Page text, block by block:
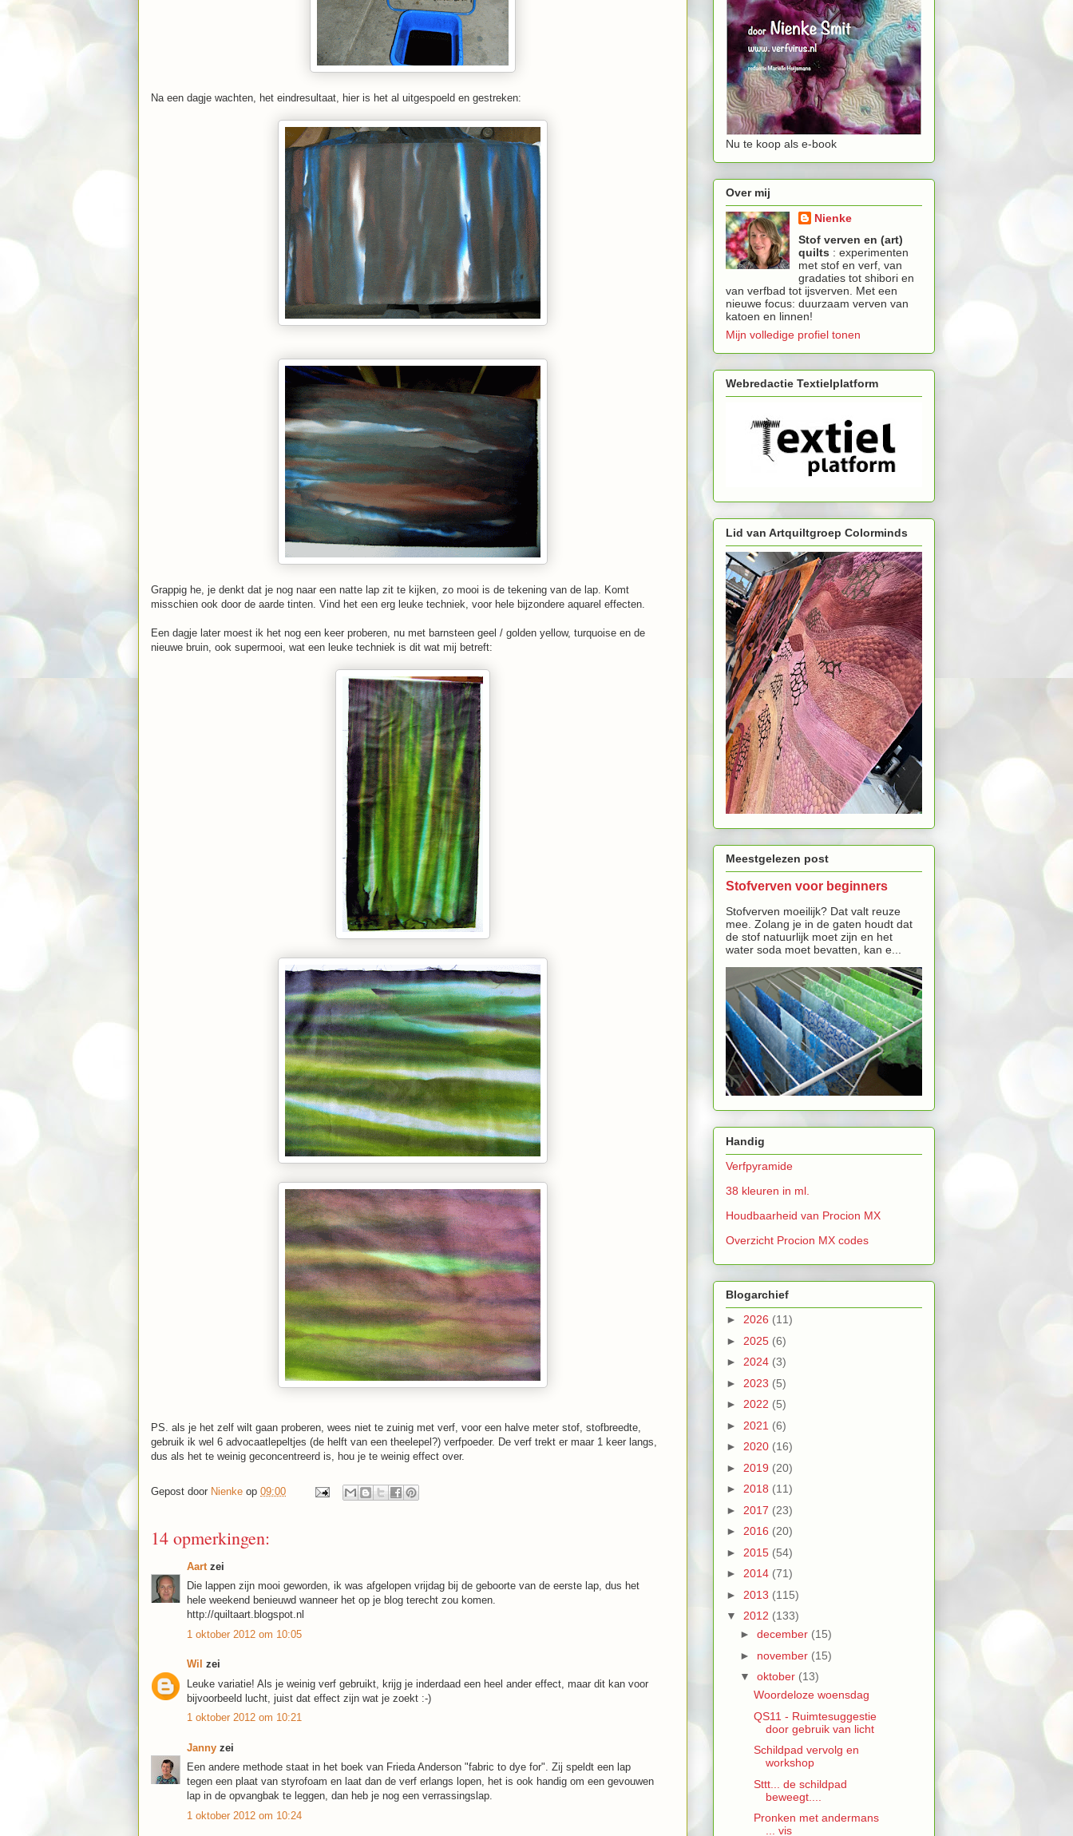
Na een dagje wachten, het eindresultaat, hier is het al uitgespoeld en gestreken:
Grappig he, je denkt dat je nog naar een natte lap zit te kijken, zo mooi is de tekening van de lap. Komt
misschien ook door de aarde tinten. Vind het een erg leuke techniek, voor hele bijzondere aquarel effecten.
Een dagje later moest ik het nog een keer proberen, nu met barnsteen geel / golden yellow, turquoise en de
nieuwe bruin, ook supermooi, wat een leuke techniek is dit wat mij betreft:
PS. als je het zelf wilt gaan proberen, wees niet te zuinig met verf, voor een halve meter stof, stofbreedte,
gebruik ik wel 6 advocaatlepeltjes (de helft van een theelepel?) verfpoeder. De verf trekt er maar 1 keer langs,
dus als het te weinig geconcentreerd is, hou je te weinig effect over.
Gepost door Nienke op 09:00
14 opmerkingen:
Aart zei
Die lappen zijn mooi geworden, ik was afgelopen vrijdag bij de geboorte van de eerste lap, dus het
hele weekend benieuwd wanneer het op je blog terecht zou komen.
http://quiltaart.blogspot.nl
1 oktober 2012 om 10:05
Wil zei
Leuke variatie! Als je weinig verf gebruikt, krijg je inderdaad een heel ander effect, maar dit kan voor
bijvoorbeeld lucht, juist dat effect zijn wat je zoekt :-)
1 oktober 2012 om 10:21
Janny zei
Een andere methode staat in het boek van Frieda Anderson "fabric to dye for". Zij speldt een lap
tegen een plaat van styrofoam en laat dan de verf erlangs lopen, het is ook handig om een gevouwen
lap in de opvangbak te leggen, dan heb je nog een verrassingslap.
1 oktober 2012 om 10:24
Nu te koop als e-book
Over mij
Nienke
Stof verven en (art)
quilts : experimenten
met stof en verf, van
gradaties tot shibori en
van verfbad tot ijsverven. Met een
nieuwe focus: duurzaam verven van
katoen en linnen!
Mijn volledige profiel tonen
Webredactie Textielplatform
Lid van Artquiltgroep Colorminds
Meestgelezen post
Stofverven voor beginners
Stofverven moeilijk? Dat valt reuze
mee. Zolang je in de gaten houdt dat
de stof natuurlijk moet zijn en het
water soda moet bevatten, kan e...
Handig
Verfpyramide
38 kleuren in ml.
Houdbaarheid van Procion MX
Overzicht Procion MX codes
Blogarchief
► 2026 (11)
► 2025 (6)
► 2024 (3)
► 2023 (5)
► 2022 (5)
► 2021 (6)
► 2020 (16)
► 2019 (20)
► 2018 (11)
► 2017 (23)
► 2016 (20)
► 2015 (54)
► 2014 (71)
► 2013 (115)
▼ 2012 (133)
► december (15)
► november (15)
▼ oktober (13)
Woordeloze woensdag
QS11 - Ruimtesuggestie
door gebruik van licht
Schildpad vervolg en
workshop
Sttt... de schildpad
beweegt....
Pronken met andermans
... vis